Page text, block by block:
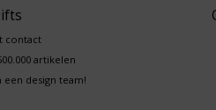
contact
artikelen
een design team!